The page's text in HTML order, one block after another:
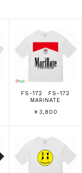
FS-172 FS-172
MARINATE
￥3,800